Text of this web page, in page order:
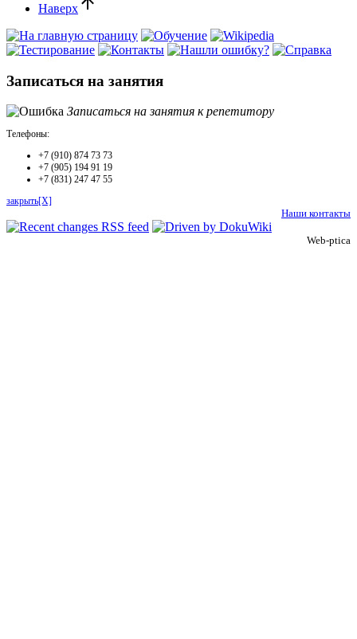
Наверх
Записаться на занятия
Записаться на занятия к репетитору
Телефоны:
+7 (910) 874 73 73
+7 (905) 194 91 19
+7 (831) 247 47 55
закрыть[X]
Наши контакты
Web-ptica